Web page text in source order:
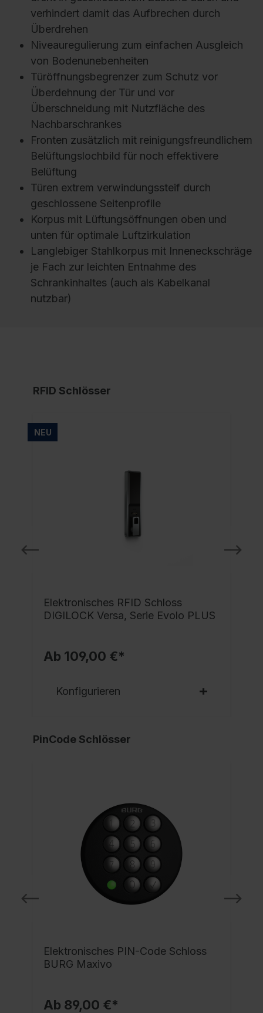
verhindert damit das Aufbrechen durch
Überdrehen
Niveauregulierung zum einfachen Ausgleich
von Bodenunebenheiten
Türöffnungsbegrenzer zum Schutz vor
Überdehnung der Tür und vor
Überschneidung mit Nutzfläche des
Nachbarschrankes
Fronten zusätzlich mit reinigungsfreundlichem
Belüftungslochbild für noch effektivere
Belüftung
Türen extrem verwindungssteif durch
geschlossene Seitenprofile
Korpus mit Lüftungsöffnungen oben und
unten für optimale Luftzirkulation
Langlebiger Stahlkorpus mit Inneneckschräge
je Fach zur leichten Entnahme des
Schrankinhaltes (auch als Kabelkanal
nutzbar)
RFID Schlösser
NEU
Elektronisches RFID Schloss
DIGILOCK Versa, Serie Evolo PLUS
Ab 109,00 €*
Konfigurieren
PinCode Schlösser
Elektronisches PIN-Code Schloss
BURG Maxivo
Ab 89,00 €*